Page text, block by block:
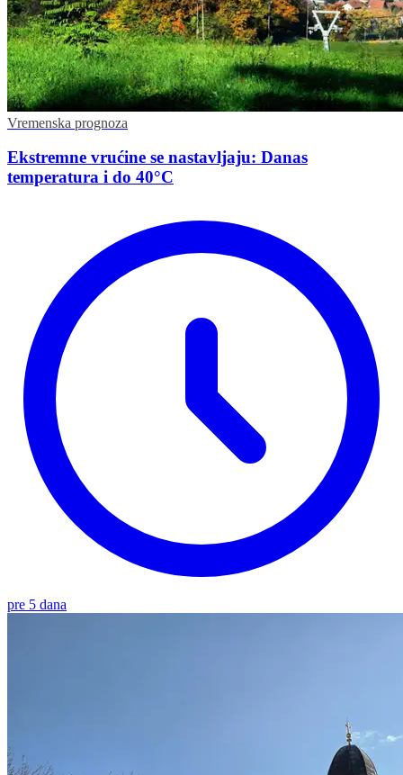
Vremenska prognoza
Ekstremne vrućine se nastavljaju: Danas
temperatura i do 40°C
pre 5 dana